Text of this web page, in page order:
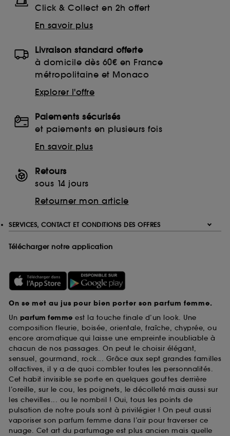
Click & Collect en 2h offert
En savoir plus
Livraison standard offerte
à domicile dès 60€ en France
métropolitaine et Monaco
Explorer l'offre
Paiements sécurisés
et paiements en plusieurs fois
En savoir plus
Retours
sous 14 jours
Retourner mon article
SERVICES, CONTACT ET CONDITIONS DES OFFRES
Télécharger notre application
On se met au jus pour bien porter son parfum femme.
Un parfum femme est la touche finale d’un look. Une
composition fleurie, boisée, orientale, fraîche, chyprée, ou
encore aromatique qui laisse une empreinte inoubliable à
chacun de nos passages. On peut le choisir élégant,
sensuel, gourmand, rock... Grâce aux sept grandes familles
olfactives, il y a de quoi combler toutes les personnalités.
Cet habit invisible se porte en quelques gouttes derrière
l’oreille, sur le cou, les poignets, le décolleté mais aussi sur
les chevilles... ou le nombril ! Oui, tous les points de
pulsation de notre pouls sont à privilégier ! On peut aussi
vaporiser son parfum femme dans l’air pour traverser ce
nuage. Cet art du parfumage est plus ancien mais quelle